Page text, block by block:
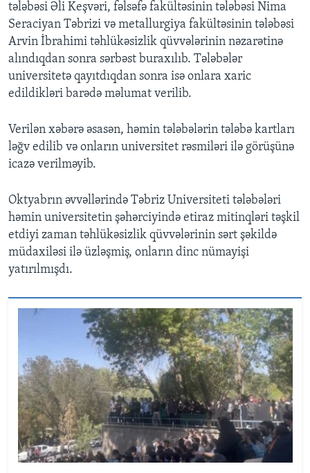
tələbəsi Əli Keşvəri, fəlsəfə fakültəsinin tələbəsi Nima
Seraciyan Təbrizi və metallurgiya fakültəsinin tələbəsi
Arvin İbrahimi təhlükəsizlik qüvvələrinin nəzarətinə
alındıqdan sonra sərbəst buraxılıb. Tələbələr
universitetə qayıtdıqdan sonra isə onlara xaric
edildikləri barədə məlumat verilib.
Verilən xəbərə əsasən, həmin tələbələrin tələbə kartları
ləğv edilib və onların universitet rəsmiləri ilə görüşünə
icazə verilməyib.
Oktyabrın əvvəllərində Təbriz Universiteti tələbələri
həmin universitetin şəhərciyində etiraz mitinqləri təşkil
etdiyi zaman təhlükəsizlik qüvvələrinin sərt şəkildə
müdaxiləsi ilə üzləşmiş, onların dinc nümayişi
yatırılmışdı.